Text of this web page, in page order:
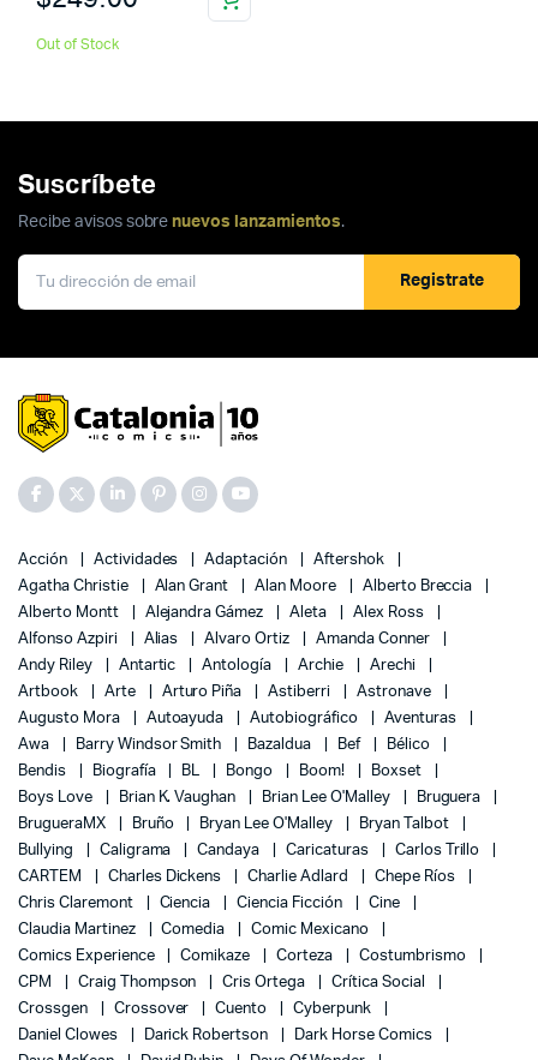
Out of Stock
Suscríbete
Recibe avisos sobre nuevos lanzamientos.
Registrate
Acción Actividades Adaptación
Aftershok
Agatha Christie
Alan Grant Alan Moore
Alberto Breccia
Alberto Montt
Alejandra Gámez Aleta
Alex Ross
Alfonso Azpiri
Alias Alvaro Ortiz
Amanda Conner
Andy Riley
Antartic Antología Archie
Arechi
Artbook
Arte Arturo Piña Astiberri
Astronave
Augusto Mora
Autoayuda Autobiográfico
Aventuras
Awa
Barry Windsor Smith Bazaldua Bef
Bélico
Bendis
Biografía BL Bongo Boom!
Boxset
Boys Love
Brian K. Vaughan Brian Lee O'Malley
Bruguera
BrugueraMX
Bruño Bryan Lee O'Malley
Bryan Talbot
Bullying
Caligrama Candaya Caricaturas
Carlos Trillo
CARTEM
Charles Dickens Charlie Adlard
Chepe Ríos
Chris Claremont
Ciencia Ciencia Ficción
Cine
Claudia Martinez
Comedia
Comic Mexicano
Comics Experience
Comikaze Corteza
Costumbrismo
CPM
Craig Thompson Cris Ortega
Crítica Social
Crossgen
Crossover Cuento
Cyberpunk
Daniel Clowes
Darick Robertson
Dark Horse Comics